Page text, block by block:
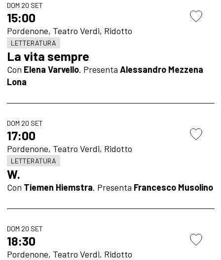
DOM 20 SET
15:00
Pordenone, Teatro Verdi, Ridotto
LETTERATURA
La vita sempre
Con Elena Varvello. Presenta Alessandro Mezzena
Lona
DOM 20 SET
17:00
Pordenone, Teatro Verdi, Ridotto
LETTERATURA
W.
Con Tiemen Hiemstra. Presenta Francesco Musolino
DOM 20 SET
18:30
Pordenone, Teatro Verdi, Ridotto